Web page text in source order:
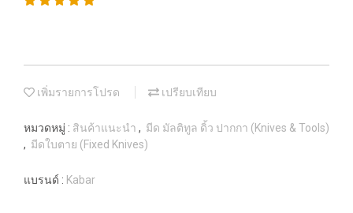
เพิ่มรายการโปรด เปรียบเทียบ
หมวดหมู่ : สินค้าแนะนำ , มีด มัลติทูล ดิ้ว ปากกา (Knives & Tools)
, มีดใบตาย (Fixed Knives)
แบรนด์ : Kabar